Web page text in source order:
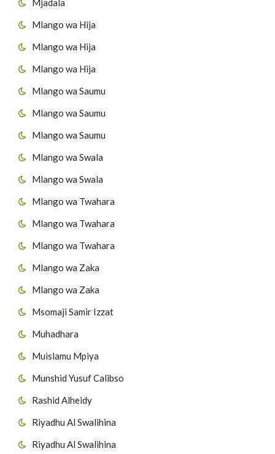
Mjadala
Mlango wa Hija
Mlango wa Hija
Mlango wa Hija
Mlango wa Saumu
Mlango wa Saumu
Mlango wa Saumu
Mlango wa Swala
Mlango wa Swala
Mlango wa Twahara
Mlango wa Twahara
Mlango wa Twahara
Mlango wa Zaka
Mlango wa Zaka
Msomaji Samir Izzat
Muhadhara
Muislamu Mpiya
Munshid Yusuf Calibso
Rashid Alheidy
Riyadhu Al Swalihina
Riyadhu Al Swalihina